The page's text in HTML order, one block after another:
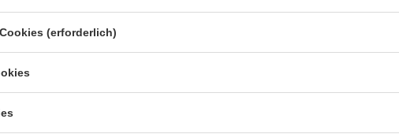
(erforderlich)